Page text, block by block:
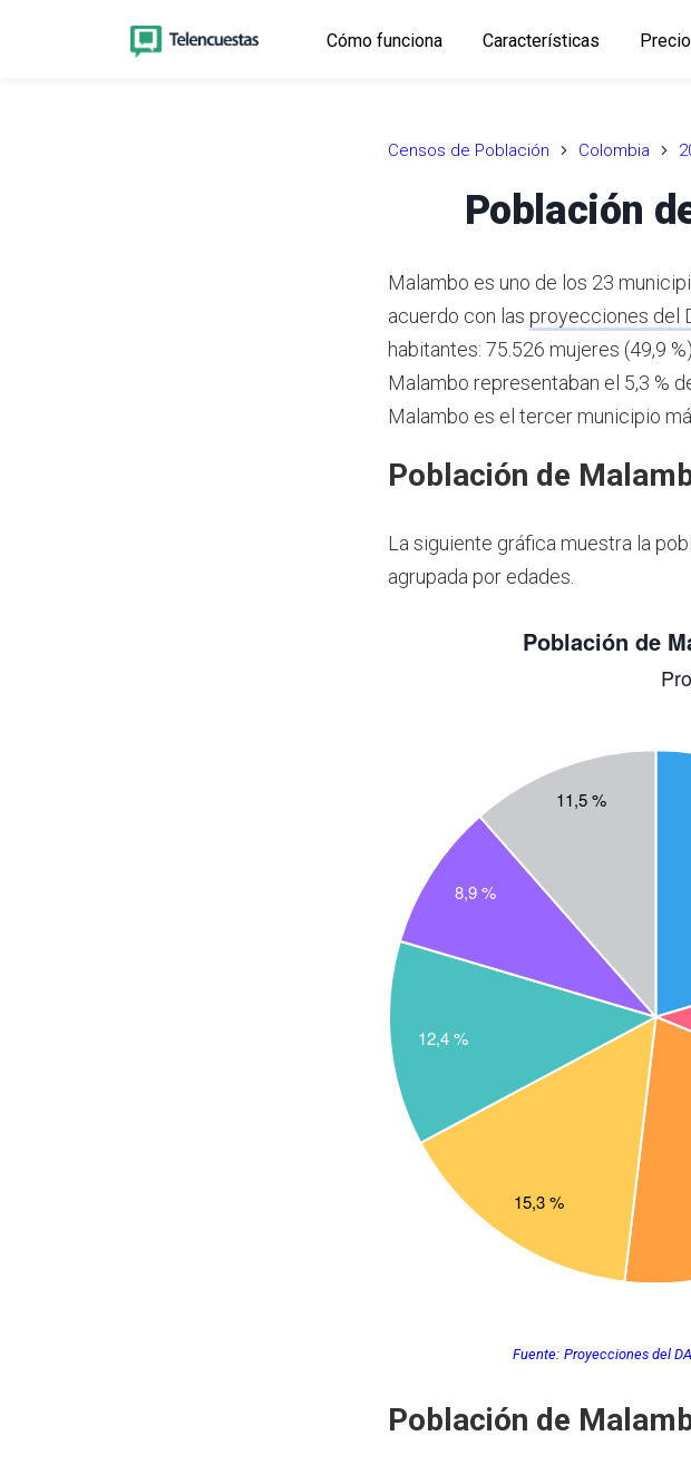
Cómo funciona Características
Censos de Población Colombia
Población
Malambo es uno de los 23
acuerdo con las proyecciones del
habitantes: 75.526 mujeres (49,9
Malambo representaban el 5,3 %
Malambo es el tercer municipio
Población de
La siguiente gráfica muestra la
agrupada por edades.
Fuente: Proyecciones del
Población de